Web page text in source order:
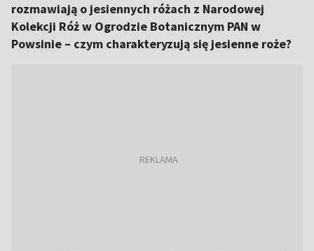
rozmawiają o jesiennych różach z Narodowej
Kolekcji Róż w Ogrodzie Botanicznym PAN w
Powsinie – czym charakteryzują się jesienne roże?